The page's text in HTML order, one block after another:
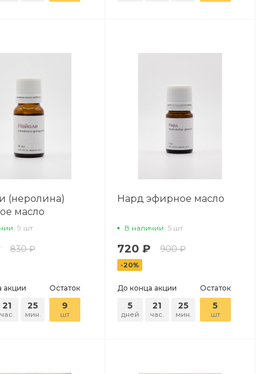
(неролина)
масло
9 шт
830 ₽
акции
21
час.
25
мин.
Остаток
9
шт
Нард эфирное масло
В наличии 5 шт
720 ₽ 900 ₽
-20%
До конца акции
5
дней
21
час.
25
мин.
Остаток
5
шт